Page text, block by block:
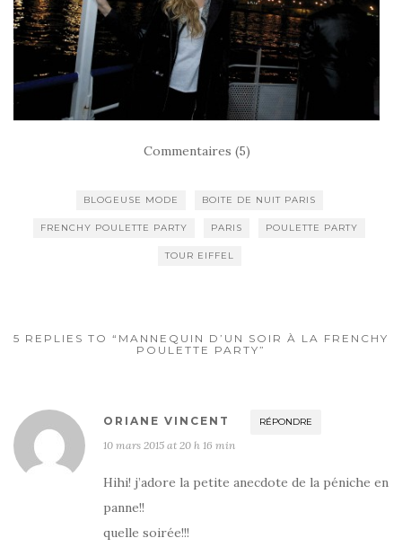
Commentaires (5)
BLOGEUSE MODE BOITE DE NUIT PARIS
FRENCHY POULETTE PARTY PARIS POULETTE PARTY
TOUR EIFFEL
5 REPLIES TO “MANNEQUIN D’UN SOIR À LA FRENCHY
POULETTE PARTY”
ORIANE VINCENT RÉPONDRE
10 mars 2015 at 20 h 16 min
Hihi! j’adore la petite anecdote de la péniche en
panne!!
quelle soirée!!!